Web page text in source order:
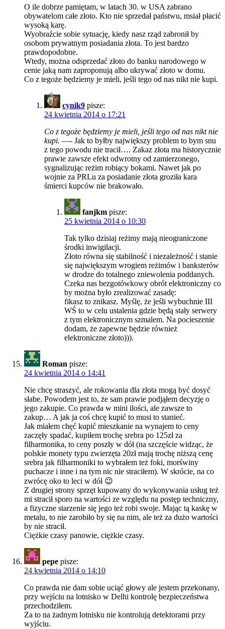
O ile dobrze pamiętam, w latach 30. w USA zabrano
obywatelom całe złoto. Kto nie sprzedał państwu, msiał płacić
wysoką karę.
Wyobraźcie sobie sytuację, kiedy nasz rząd zabronił by
osobom prywatnym posiadania złota. To jest bardzo
prawdopodobne.
Wtedy, można odsprzedać złoto do banku narodowego w
cenie jaką nam zaproponują albo ukrywać złoto w domu.
Co z tegoże będziemy je mieli, jeśli tego od nas nikt nie kupi.
cynik9 pisze:
24 kwietnia 2014 o 17:21
Co z tegoże będziemy je mieli, jeśli tego od nas nikt nie
kupi. —- Jak to byłby największy problem to bym snu
z tego powodu nie tracił…. Zakaz złota ma historycznie
prawie zawsze efekt odwrotny od zamierzonego,
sygnalizując reżim robiący bokami. Nawet jak po
wojnie za PRLu za posiadanie złota groziła kara
śmierci kupców nie brakowało.
fanjkm pisze:
25 kwietnia 2014 o 10:30
Tak tylko dzisiaj reżimy mają nieograniczone
środki inwigilacji.
Złoto równa się stabilność i niezależność i stanie
się największym wrogiem reżimów i banksterów
w drodze do totalnego zniewolenia poddanych.
Czeka nas bezgotówkowy obrót elektroniczny co
by można było zrealizować zasadę:
fikasz to znikasz. Myślę, że jeśli wybuchnie III
WŚ to w celu ustalenia gdzie będą stały serwery
z tym elektronicznym szmalem. Na pocieszenie
dodam, że zapewne będzie również
elektroniczne złoto))).
Roman pisze:
24 kwietnia 2014 o 14:41
Nie chcę straszyć, ale rokowania dla złota mogą być dosyć
słabe. Powodem jest to, że sam prawie podjąłem decyzję o
jego zakupie. Co prawda w mini ilości, ale zawsze to
zakup… A jak ja coś chcę kupić to musi to stanieć.
Jak miałem chęć kupić mieszkanie na wynajem to ceny
zaczęły spadać, kupiłem trochę srebra po 125zł za
filharmonika, to ceny poszły w dół (na szczęście widząc, że
polskie monety typu zwierzęta 20zł mają trochę niższą cenę
srebra jak filharmoniki to wybrałem też foki, morświny
puchacze i inne i na tym nic nie straciłem). W skrócie, na co
zwrócę oko to leci w dół 😉
Z drugiej strony sprzęt kupowany do wykonywania usług też
mi stracił sporo na wartości ze względu na postęp techniczny,
a fizyczne starzenie się jego też robi swoje. Mając tą kaskę w
metalu, to nie zarobiło by się na nim, ale też za dużo wartości
by nie stracił.
Ciężkie czasy panowie, ciężkie czasy.
pepe pisze:
24 kwietnia 2014 o 14:10
Co prawda nie dam sobie uciąć głowy ale jestem przekonany,
przy wejściu na lotnisko w Delhi kontrolę bezpieczeństwa
przechodziłem.
Za to na żadnym lotnisku nie kontrolują detektorami przy
wyjściu.